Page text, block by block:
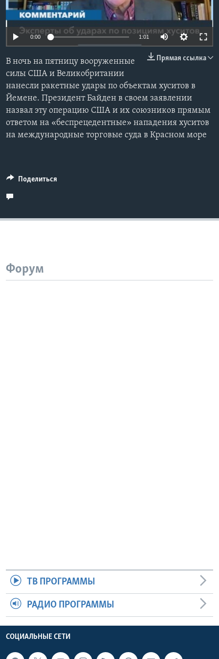
Learning English
Языки
0:00 1:01
Прямая ссылка
В ночь на пятницу вооруженные
силы США и Великобритании
нанесли ракетные удары по объектам хуситов в
Йемене. Президент Байден в своем заявлении
назвал эту операцию США и их союзников прямым
ответом на «беспрецедентные» нападения хуситов
на международные торговые суда в Красном море
Поделиться
Форум
ТВ ПРОГРАММЫ
РАДИО ПРОГРАММЫ
СОЦИАЛЬНЫЕ СЕТИ